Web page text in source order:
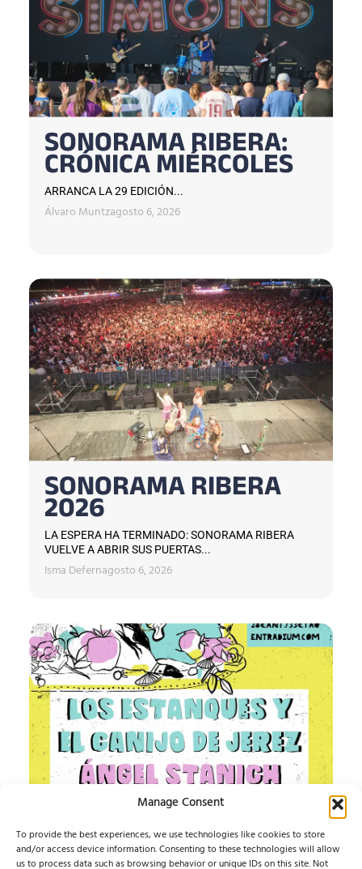
Manage Consent
To provide the best experiences, we use technologies like cookies to store
and/or access device information. Consenting to these technologies will allow
us to process data such as browsing behavior or unique IDs on this site. Not
SONORAMA RIBERA:
CRÓNICA MIÉRCOLES
ARRANCA LA 29 EDICIÓN...
Álvaro Muntzagosto 6, 2026
SONORAMA RIBERA
2026
LA ESPERA HA TERMINADO: SONORAMA RIBERA
VUELVE A ABRIR SUS PUERTAS...
Isma Defernagosto 6, 2026
IMPOSIBLE SOUND
ESTE AGOSTO, LA MÚSICA INDEPENDIENTE TIENE UN